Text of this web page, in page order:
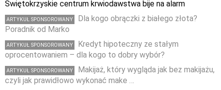
Świętokrzyskie centrum krwiodawstwa bije na alarm
ARTYKUŁ SPONSOROWANY
Dla kogo obrączki z białego złota?
Poradnik od Marko
ARTYKUŁ SPONSOROWANY
Kredyt hipoteczny ze stałym
oprocentowaniem – dla kogo to dobry wybór?
ARTYKUŁ SPONSOROWANY
Makijaż, który wygląda jak bez makijażu,
czyli jak prawidłowo wykonać make …